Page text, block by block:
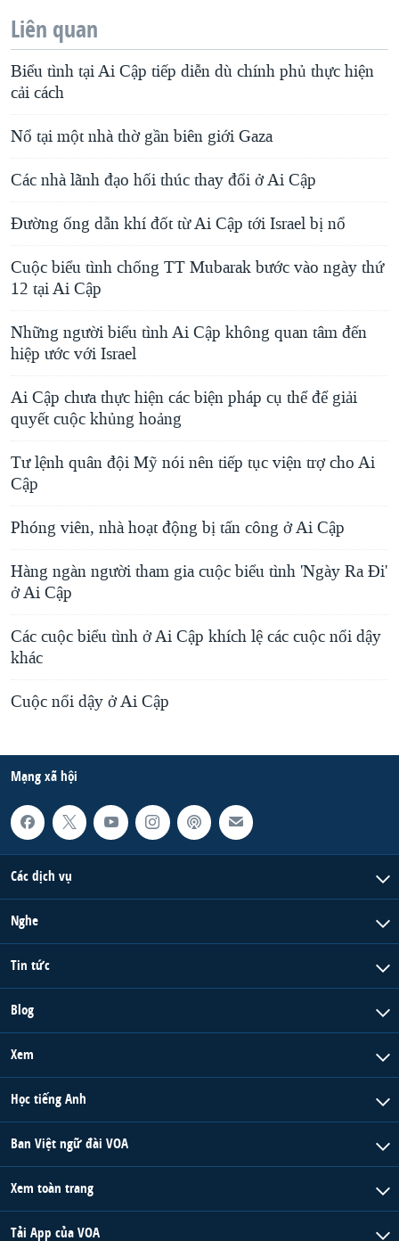
Liên quan
Biểu tình tại Ai Cập tiếp diễn dù chính phủ thực hiện
cải cách
Nổ tại một nhà thờ gần biên giới Gaza
Các nhà lãnh đạo hối thúc thay đổi ở Ai Cập
Đường ống dẫn khí đốt từ Ai Cập tới Israel bị nổ
Cuộc biểu tình chống TT Mubarak bước vào ngày thứ
12 tại Ai Cập
Những người biểu tình Ai Cập không quan tâm đến
hiệp ước với Israel
Ai Cập chưa thực hiện các biện pháp cụ thể để giải
quyết cuộc khủng hoảng
Tư lệnh quân đội Mỹ nói nên tiếp tục viện trợ cho Ai
Cập
Phóng viên, nhà hoạt động bị tấn công ở Ai Cập
Hàng ngàn người tham gia cuộc biểu tình 'Ngày Ra Đi'
ở Ai Cập
Các cuộc biểu tình ở Ai Cập khích lệ các cuộc nổi dậy
khác
Cuộc nổi dậy ở Ai Cập
Mạng xã hội
Các dịch vụ
Nghe
Tin tức
Blog
Xem
Học tiếng Anh
Ban Việt ngữ đài VOA
Xem toàn trang
Tải App của VOA